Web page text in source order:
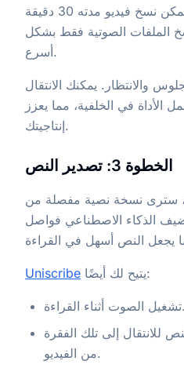
ثوانٍ. على سبيل المثال، يمكن نسخ فيديو مدته 30 دقيقة
نسخ الملفات الصوتية فقط بشكل
أسرع.
والانتظار. يمكنك الانتقال
الأداة في الخلفية، مما يعزز
إنتاجيتك.
الخطوة 3: تصدير النص
سترى نسخة نصية مفصلة من
الذكاء الاصطناعي فواصل
Uniscribe يتيح لك أيضًا:
تشغيل الصوت أثناء القراءة.
للانتقال إلى تلك الفقرة
من الفيديو.